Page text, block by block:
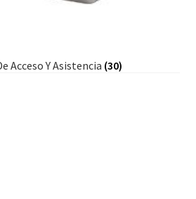
Acceso Y Asistencia (30)